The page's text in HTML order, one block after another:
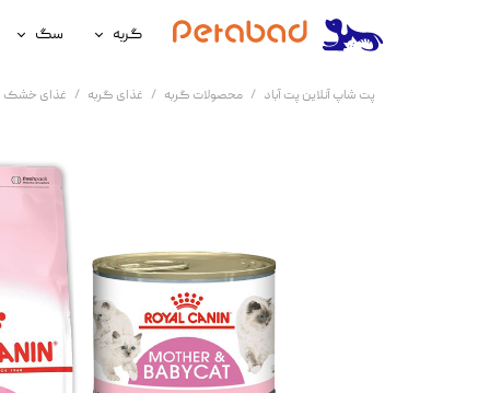
گربه
غذای گربه
آرایشی و بهداشتی گربه
سگ
غذای سگ
سلامتی
آرایشی و
پت شاپ آنلاین پت آباد محصولات گربه غذای گربه غذای خشک